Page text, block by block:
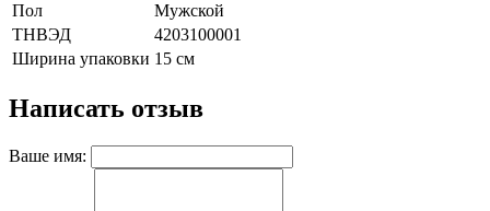
Пол
Мужской
ТНВЭД
4203100001
Ширина упаковки 15 см
Написать отзыв
Ваше имя: